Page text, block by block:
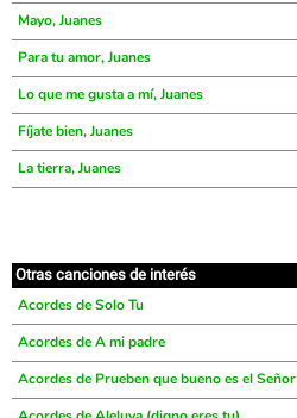
Mayo, Juanes
Para tu amor, Juanes
Lo que me gusta a mí, Juanes
Fíjate bien, Juanes
La tierra, Juanes
Otras canciones de interés
Acordes de Solo Tu
Acordes de A mi padre
Acordes de Prueben que bueno es el Señor